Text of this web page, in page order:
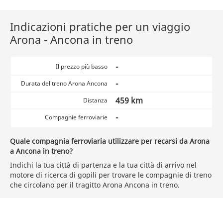
Indicazioni pratiche per un viaggio
Arona - Ancona in treno
Il prezzo più basso -
Durata del treno Arona Ancona -
Distanza 459 km
Compagnie ferroviarie -
Quale compagnia ferroviaria utilizzare per recarsi da Arona
a Ancona in treno?
Indichi la tua città di partenza e la tua città di arrivo nel
motore di ricerca di gopili per trovare le compagnie di treno
che circolano per il tragitto Arona Ancona in treno.